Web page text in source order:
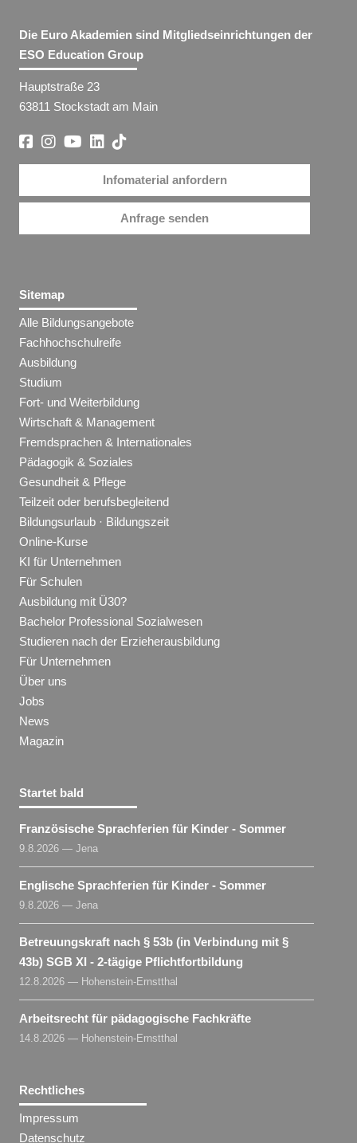
Die Euro Akademien sind Mitgliedseinrichtungen der
ESO Education Group
Hauptstraße 23
63811 Stockstadt am Main
Infomaterial anfordern
Anfrage senden
Sitemap
Alle Bildungsangebote
Fachhochschulreife
Ausbildung
Studium
Fort- und Weiterbildung
Wirtschaft & Management
Fremdsprachen & Internationales
Pädagogik & Soziales
Gesundheit & Pflege
Teilzeit oder berufsbegleitend
Bildungsurlaub · Bildungszeit
Online-Kurse
KI für Unternehmen
Für Schulen
Ausbildung mit Ü30?
Bachelor Professional Sozialwesen
Studieren nach der Erzieherausbildung
Für Unternehmen
Über uns
Jobs
News
Magazin
Startet bald
Französische Sprachferien für Kinder - Sommer
9.8.2026 — Jena
Englische Sprachferien für Kinder - Sommer
9.8.2026 — Jena
Betreuungskraft nach § 53b (in Verbindung mit §
43b) SGB XI - 2-tägige Pflichtfortbildung
12.8.2026 — Hohenstein-Ernstthal
Arbeitsrecht für pädagogische Fachkräfte
14.8.2026 — Hohenstein-Ernstthal
Rechtliches
Impressum
Datenschutz